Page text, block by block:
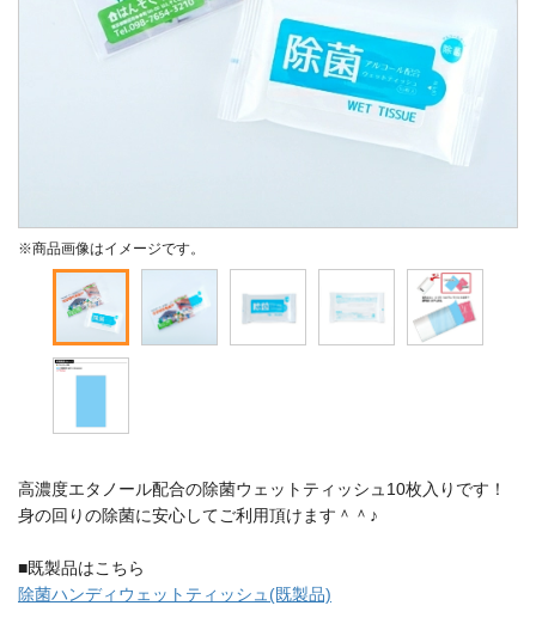
※商品画像はイメージです。
高濃度エタノール配合の除菌ウェットティッシュ10枚入りです！
身の回りの除菌に安心してご利用頂けます＾＾♪
■既製品はこちら
除菌ハンディウェットティッシュ(既製品)